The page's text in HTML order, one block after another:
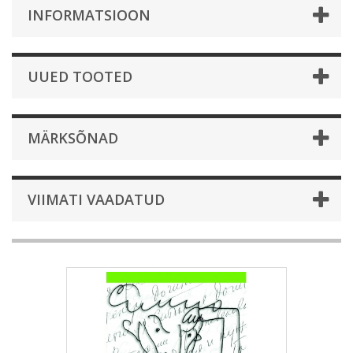
INFORMATSIOON
UUED TOOTED
MÄRKSÕNAD
VIIMATI VAADATUD